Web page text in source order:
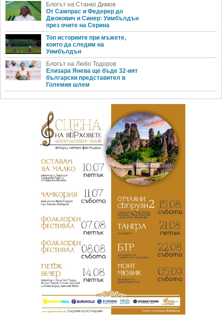
Блогът на Станко Димов
От Сампрас и Федерер до
Джокович и Синер: Уимбълдън
през очите на Серина
Топ историите при мъжете,
които да следим на
Уимбълдън
Блогът на Любо Тодоров
Елизара Янева ще бъде 32-ият
български представител в
Големия шлем